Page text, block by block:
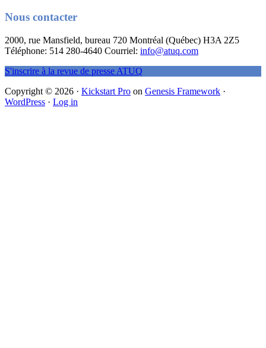
Nous contacter
2000, rue Mansfield, bureau 720 Montréal (Québec) H3A 2Z5
Téléphone: 514 280-4640 Courriel: info@atuq.com
S'inscrire à la revue de presse ATUQ
Copyright © 2026 · Kickstart Pro on Genesis Framework ·
WordPress · Log in